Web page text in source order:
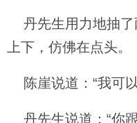
丹先生用力地抽了
上下，仿佛在点头。
陈崖说道：“我可
丹先生说道：“你